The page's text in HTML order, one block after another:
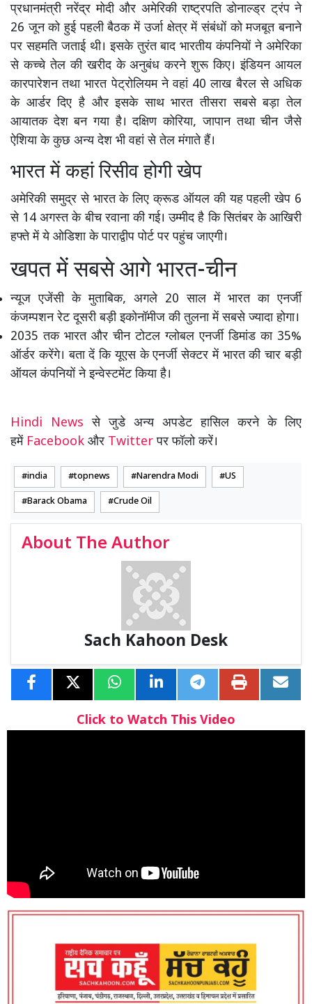
प्रधानमंत्री नरेंद्र मोदी और अमेरिकी राष्ट्रपति डोनाल्ड्र ट्रंप ने
26 जून को हुई पहली बैठक में उर्जा क्षेत्र में संबंधों को मजबूत बनाने
पर सहमति जताई थी। इसके तुरंत बाद भारतीय कंपनियों ने अमेरिका
से कच्चे तेल की खरीद के अनुबंध करने शुरू किए। इंडियन आयल
कारपारेशन तथा भारत पेट्रोलियम ने वहां 40 लाख बैरल से अधिक
के आर्डर दिए है और इसके साथ भारत तीसरा सबसे बड़ा तेल
आयातक देश बन गया है। दक्षिण कोरिया, जापान तथा चीन जैसे
ऐशिया के कुछ अन्य देश भी वहां से तेल मंगाते हैं।
भारत में कहां रिसीव होगी खेप
अमेरिकी समुद्र से भारत के लिए क्रूड ऑयल की यह पहली खेप 6
से 14 अगस्त के बीच रवाना की गई। उम्मीद है कि सितंबर के आखिरी
हफ्ते में ये ओडिशा के पाराद्वीप पोर्ट पर पहुंच जाएगी।
खपत में सबसे आगे भारत-चीन
न्यूज एजेंसी के मुताबिक, अगले 20 साल में भारत का एनर्जी
कंजम्पशन रेट दूसरी बड़ी इकोनॉमीज की तुलना में सबसे ज्यादा होगा।
2035 तक भारत और चीन टोटल ग्लोबल एनर्जी डिमांड का 35%
ऑर्डर करेंगे। बता दें कि यूएस के एनर्जी सेक्टर में भारत की चार बड़ी
ऑयल कंपनियों ने इन्वेस्टमेंट किया है।
Hindi Newsसे जुडे अन्य अपडेट हासिल करने के लिए
हमें Facebook और Twitterपर फॉलो करें।
india topnews Narendra Modi US
Barack Obama Crude Oil
About The Author
Sach Kahoon Desk
Click to Watch This Video